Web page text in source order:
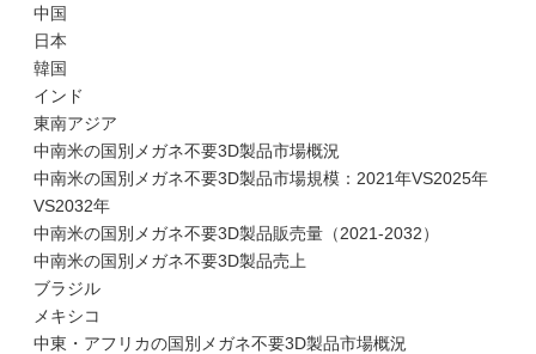
中国
日本
韓国
インド
東南アジア
中南米の国別メガネ不要3D製品市場概況
中南米の国別メガネ不要3D製品市場規模：2021年VS2025年
VS2032年
中南米の国別メガネ不要3D製品販売量（2021-2032）
中南米の国別メガネ不要3D製品売上
ブラジル
メキシコ
中東・アフリカの国別メガネ不要3D製品市場概況